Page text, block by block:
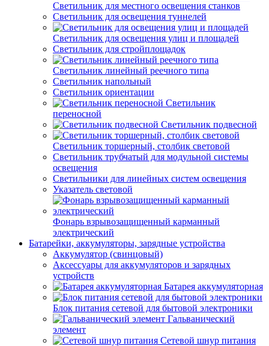
Светильник для местного освещения станков
Светильник для освещения туннелей
Светильник для освещения улиц и площадей
Светильник для стройплощадок
Светильник линейный реечного типа
Светильник напольный
Светильник ориентации
Светильник
переносной
Светильник подвесной
Светильник торшерный, столбик световой
Светильник трубчатый для модульной системы
освещения
Светильники для линейных систем освещения
Указатель световой
Фонарь взрывозащищенный карманный
электрический
Батарейки, аккумуляторы, зарядные устройства
Аккумулятор (свинцовый)
Аксессуары для аккумуляторов и зарядных
устройств
Батарея аккумуляторная
Блок питания сетевой для бытовой электроники
Гальванический
элемент
Сетевой шнур питания